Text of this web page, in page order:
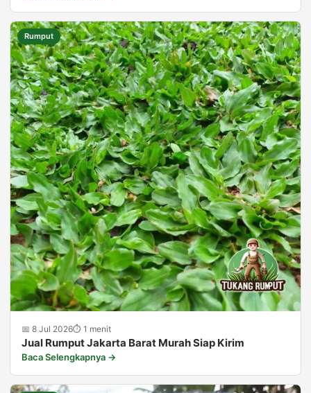
Rumput
📅 8 Jul 2026⏱ 1 menit
Jual Rumput Jakarta Barat Murah Siap Kirim
Baca Selengkapnya →